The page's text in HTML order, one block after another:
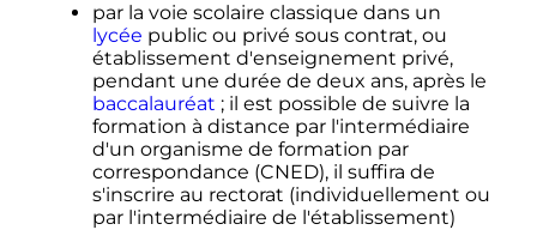
par la voie scolaire classique dans un
lycée public ou privé sous contrat, ou
établissement d'enseignement privé,
pendant une durée de deux ans, après le
baccalauréat ; il est possible de suivre la
formation à distance par l'intermédiaire
d'un organisme de formation par
correspondance (CNED), il suffira de
s'inscrire au rectorat (individuellement ou
par l'intermédiaire de l'établissement)